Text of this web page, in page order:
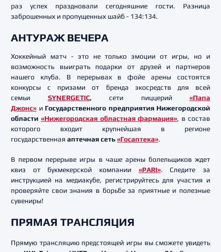
раз успех праздновали сегодняшние гости. Разница
заброшенных и пропущенных шайб - 134:134.
АНТУРАЖ ВЕЧЕРА
Хоккейный матч - это не только эмоции от игры, но и
возможность выиграть подарки от друзей и партнеров
нашего клуба. В перерывах в фойе арены состоятся
конкурсы с призами от бренда экосредств для всей
семьи SYNERGETIC, сети пиццерий «Папа
Джонс» и Государственного предприятия Нижегородской
области «Нижегородская областная фармация», в состав
которого входит крупнейшая в регионе
государственная аптечная сеть«Госаптека».
В первом перерыве игры в чаше арены болельщиков ждет
квиз от букмекерской компании
«PARI». Следите за
инструкцией на медиакубе, регистрируйтесь для участия и
проверяйте свои знания в борьбе за приятные и полезные
сувениры!
ПРЯМАЯ ТРАНСЛЯЦИЯ
Прямую трансляцию предстоящей игры вы сможете увидеть